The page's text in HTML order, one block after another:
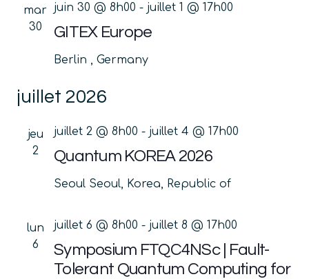
mar
30
GITEX Europe
juin 30 @ 8h00 - juillet 1 @ 17h00
Berlin , Germany
juillet 2026
jeu
2
Quantum KOREA 2026
juillet 2 @ 8h00 - juillet 4 @ 17h00
Seoul Seoul, Korea, Republic of
lun
6
Symposium FTQC4NSc | Fault-
Tolerant Quantum Computing for
juillet 6 @ 8h00 - juillet 8 @ 17h00